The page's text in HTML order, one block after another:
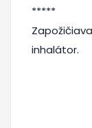
*****
inhalátor.